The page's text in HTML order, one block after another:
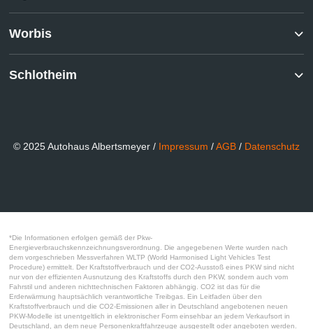
Worbis
Schlotheim
© 2025 Autohaus Albertsmeyer / Impressum /AGB/ Datenschutz
*Die Informationen erfolgen gemäß der Pkw-
Energieverbrauchskennzeichnungsverordnung. Die angegebenen Werte wurden nach
dem vorgeschrieben Messverfahren WLTP (World Harmonised Light Vehicles Test
Procedure) ermittelt. Der Kraftstoffverbrauch und der CO2-Ausstoß eines PKW sind nicht
nur von der effizienten Ausnutzung des Kraftstoffs durch den PKW, sondern auch vom
Fahrstil und anderen nichttechnischen Faktoren abhängig. CO2 ist das für die
Erderwärmung hauptsächlich verantwortliche Treibgas. Ein Leitfaden über den
Kraftstoffverbrauch und die CO2-Emissionen aller in Deutschland angebotenen neuen
PKW-Modelle ist unentgeltlich in elektronischer Form einsehbar an jedem Verkaufsort in
Deutschland, an dem neue Personenkraftfahrzeuge ausgestellt oder angeboten werden.